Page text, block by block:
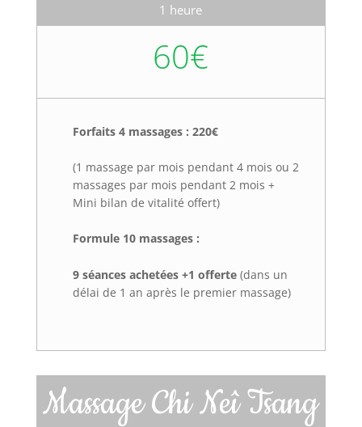
1 heure
60€
Forfaits 4 massages : 220€
(1 massage par mois pendant 4 mois ou 2
massages par mois pendant 2 mois +
Mini bilan de vitalité offert)
Formule 10 massages :
9 séances achetées +1 offerte (dans un
délai de 1 an après le premier massage)
Massage Chi Neî Tsang